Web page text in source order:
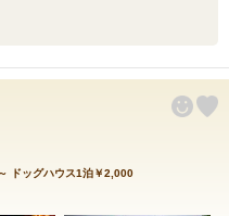
ドッグハウス1泊￥2,000